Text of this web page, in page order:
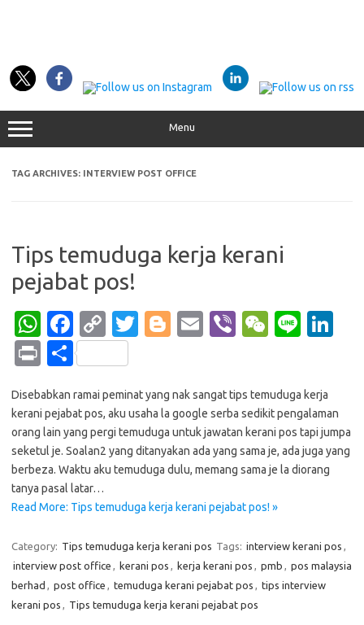
Menu
TAG ARCHIVES: INTERVIEW POST OFFICE
Tips temuduga kerja kerani
pejabat pos!
W
h
at
s
A
p
p
Fa
c
e
b
o
o
k
C
o
p
y
Li
n
k
T
te
r
Bl
g
er
E
Vi
W
h
at
Li
dI
n
Pr
t
S
ar
e
Disebabkan ramai peminat yang nak sangat tips temuduga kerja
kerani pejabat pos, aku usaha la google serba sedikit pengalaman
orang lain yang pergi temuduga untuk jawatan kerani pos tapi jumpa
seketul je. Soalan2 yang ditanyakan ada yang sama je, ada juga yang
berbeza. Waktu aku temuduga dulu, memang sama je la diorang
tanya pasal latar…
Read More: Tips temuduga kerja kerani pejabat pos! »
Category: Tips temuduga kerja kerani pos Tags: interview kerani pos ,
interview post office , kerani pos , kerja kerani pos , pmb , pos malaysia
berhad , post office , temuduga kerani pejabat pos , tips interview
kerani pos , Tips temuduga kerja kerani pejabat pos